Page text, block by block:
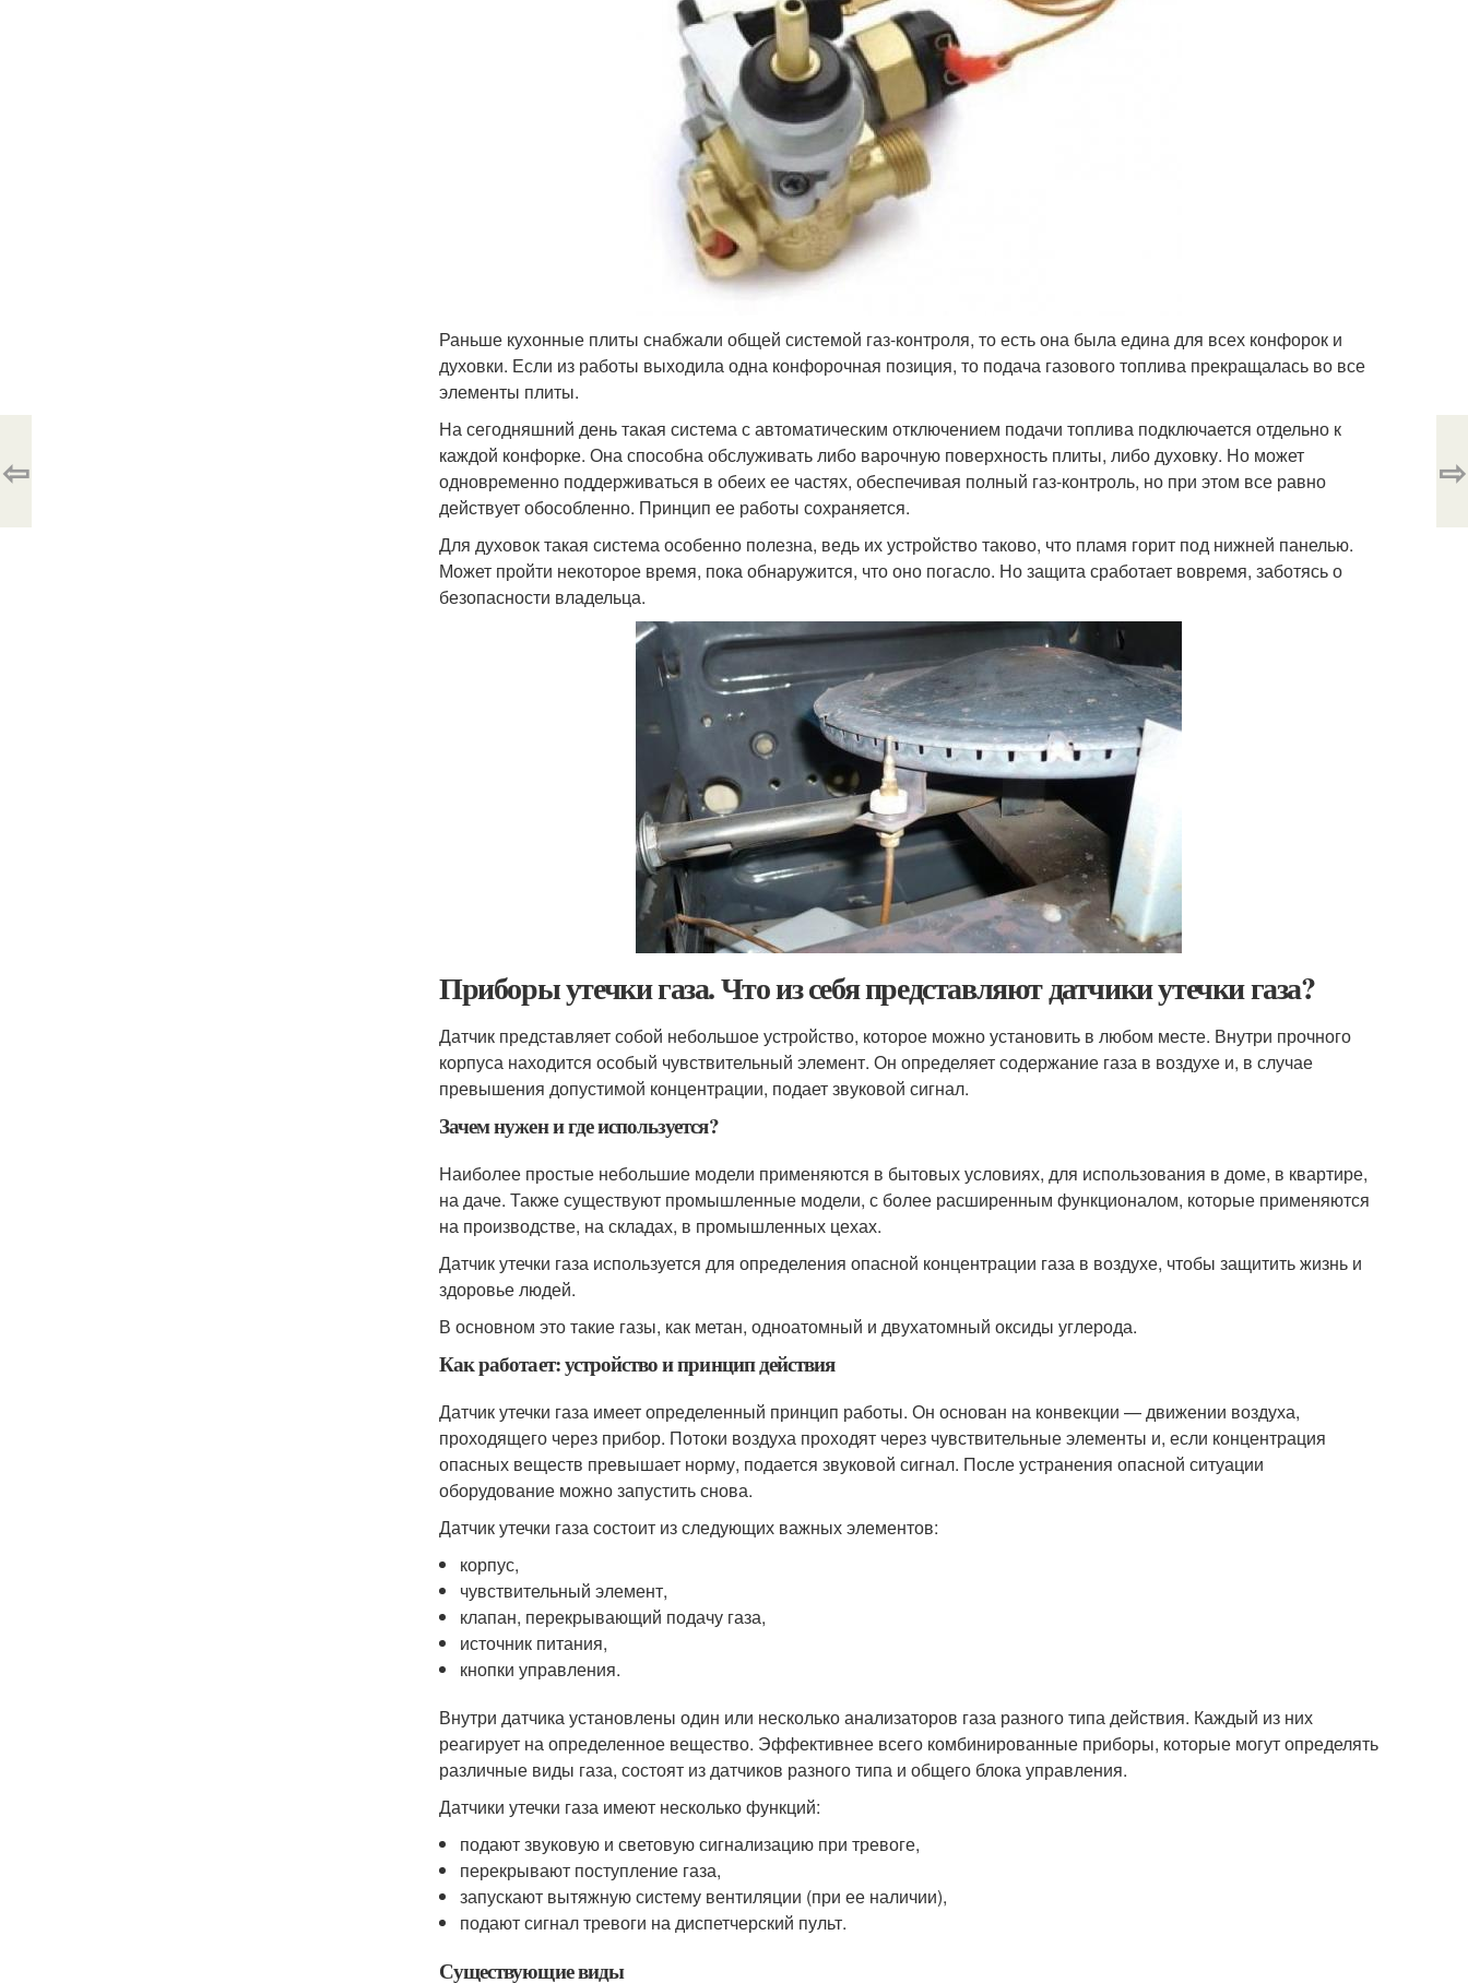
Раньше кухонные плиты снабжали общей системой газ-контроля, то есть она была едина для всех конфорок и
духовки. Если из работы выходила одна конфорочная позиция, то подача газового топлива прекращалась во все
элементы плиты.
На сегодняшний день такая система с автоматическим отключением подачи топлива подключается отдельно к
каждой конфорке. Она способна обслуживать либо варочную поверхность плиты, либо духовку. Но может
одновременно поддерживаться в обеих ее частях, обеспечивая полный газ-контроль, но при этом все равно
действует обособленно. Принцип ее работы сохраняется.
Для духовок такая система особенно полезна, ведь их устройство таково, что пламя горит под нижней панелью.
Может пройти некоторое время, пока обнаружится, что оно погасло. Но защита сработает вовремя, заботясь о
безопасности владельца.
Приборы утечки газа. Что из себя представляют датчики утечки газа?
Датчик представляет собой небольшое устройство, которое можно установить в любом месте. Внутри прочного
корпуса находится особый чувствительный элемент. Он определяет содержание газа в воздухе и, в случае
превышения допустимой концентрации, подает звуковой сигнал.
Зачем нужен и где используется?
Наиболее простые небольшие модели применяются в бытовых условиях, для использования в доме, в квартире,
на даче. Также существуют промышленные модели, с более расширенным функционалом, которые применяются
на производстве, на складах, в промышленных цехах.
Датчик утечки газа используется для определения опасной концентрации газа в воздухе, чтобы защитить жизнь и
здоровье людей.
В основном это такие газы, как метан, одноатомный и двухатомный оксиды углерода.
Как работает: устройство и принцип действия
Датчик утечки газа имеет определенный принцип работы. Он основан на конвекции — движении воздуха,
проходящего через прибор. Потоки воздуха проходят через чувствительные элементы и, если концентрация
опасных веществ превышает норму, подается звуковой сигнал. После устранения опасной ситуации
оборудование можно запустить снова.
Датчик утечки газа состоит из следующих важных элементов:
корпус,
чувствительный элемент,
клапан, перекрывающий подачу газа,
источник питания,
кнопки управления.
Внутри датчика установлены один или несколько анализаторов газа разного типа действия. Каждый из них
реагирует на определенное вещество. Эффективнее всего комбинированные приборы, которые могут определять
различные виды газа, состоят из датчиков разного типа и общего блока управления.
Датчики утечки газа имеют несколько функций:
подают звуковую и световую сигнализацию при тревоге,
перекрывают поступление газа,
запускают вытяжную систему вентиляции (при ее наличии),
подают сигнал тревоги на диспетчерский пульт.
Существующие виды
⇦ ⇨